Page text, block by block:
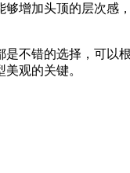
增加头顶的层次
不错的选择，可以
观的关键。